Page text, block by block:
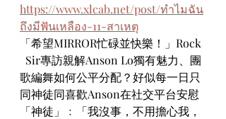
https://www.xlcab.net/post/ทำไมฉัน
ถึงมีฟันเหลือง-11-สาเหตุ
「希望MIRROR忙碌並快樂！」Rock
  Sir專訪親解Anson Lo獨有魅力、團
歌編舞如何公平分配？好似每一日只
同神徒同喜歡Anson在社交平台安慰
「神徒」﹕「我沒事，不用擔心我，